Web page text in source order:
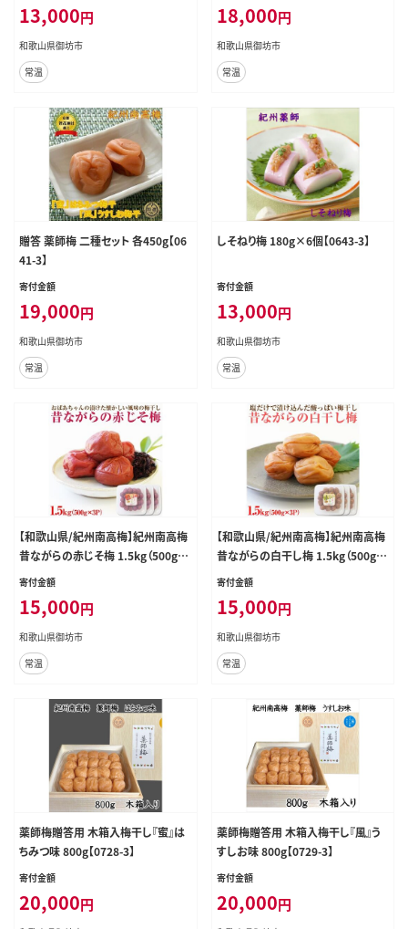
13,000円
和歌山県御坊市
常温
18,000円
和歌山県御坊市
常温
贈答 薬師梅 二種セット 各450g【06
41-3】
寄付金額
19,000円
和歌山県御坊市
常温
しそねり梅 180g×6個【0643-3】
寄付金額
13,000円
和歌山県御坊市
常温
【和歌山県/紀州南高梅】紀州南高梅
昔ながらの赤じそ梅 1.5kg（500g×
3パック） 塩分約20%【0751-4】
寄付金額
15,000円
和歌山県御坊市
常温
【和歌山県/紀州南高梅】紀州南高梅
昔ながらの白干し梅 1.5kg（500g×
3パック） 塩分約20%【0752-4】
寄付金額
15,000円
和歌山県御坊市
常温
薬師梅贈答用 木箱入梅干し『蜜』は
ちみつ味 800g【0728-3】
寄付金額
20,000円
薬師梅贈答用 木箱入梅干し『風』う
すしお味 800g【0729-3】
寄付金額
20,000円